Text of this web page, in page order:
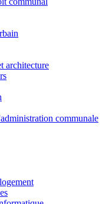
architecture
communale